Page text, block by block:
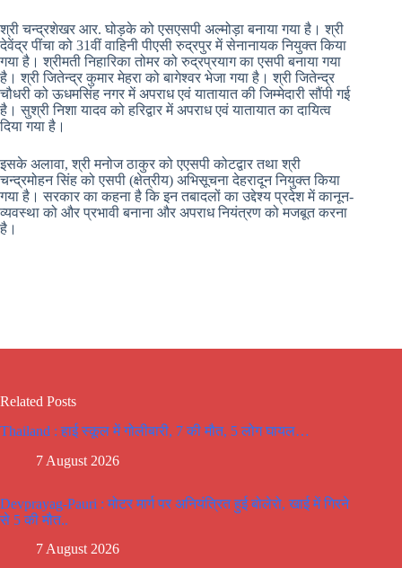
श्री चन्द्रशेखर आर. घोड़के को एसएसपी अल्मोड़ा बनाया गया है। श्री
देवेंद्र पींचा को 31वीं वाहिनी पीएसी रुद्रपुर में सेनानायक नियुक्त किया
गया है। श्रीमती निहारिका तोमर को रुद्रप्रयाग का एसपी बनाया गया
है। श्री जितेन्द्र कुमार मेहरा को बागेश्वर भेजा गया है। श्री जितेन्द्र
चौधरी को ऊधमसिंह नगर में अपराध एवं यातायात की जिम्मेदारी सौंपी गई
है। सुश्री निशा यादव को हरिद्वार में अपराध एवं यातायात का दायित्व
दिया गया है।
इसके अलावा, श्री मनोज ठाकुर को एएसपी कोटद्वार तथा श्री
चन्द्रमोहन सिंह को एसपी (क्षेत्रीय) अभिसूचना देहरादून नियुक्त किया
गया है। सरकार का कहना है कि इन तबादलों का उद्देश्य प्रदेश में कानून-
व्यवस्था को और प्रभावी बनाना और अपराध नियंत्रण को मजबूत करना
है।
Related Posts
Thailand : हाई स्कूल में गोलीबारी, 7 की मौत, 5 लोग घायल…
7 August 2026
Devprayag-Pauri : मोटर मार्ग पर अनियंत्रित हुई बोलेरो, खाई में गिरने
से 5 की मौत..
7 August 2026